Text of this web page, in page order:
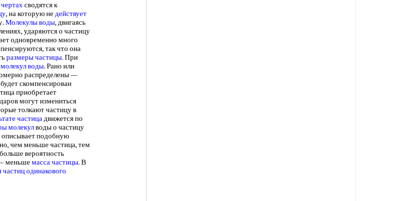
сводятся к
, на которую не действует
Молекулы воды, двигаясь
ударяются о частицу
одновременно много
так что она
размеры частицы. При
молекул воды. Рано или
распределены —
скомпенсирован
приобретает
могут измениться
толкают частицу в
частицадвижется по
молекулводы о частицу
описывает подобную
чем меньше частица, тем
вероятность
меньше масса частицы. В
частиц одинакового